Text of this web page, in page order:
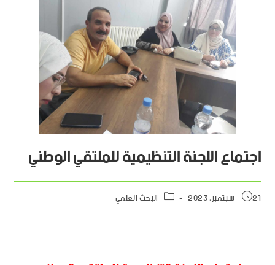
اجتماع اللجنة التنظيمية للملتقي الوطني
21 سبتمبر، 2023 البحث العلمي